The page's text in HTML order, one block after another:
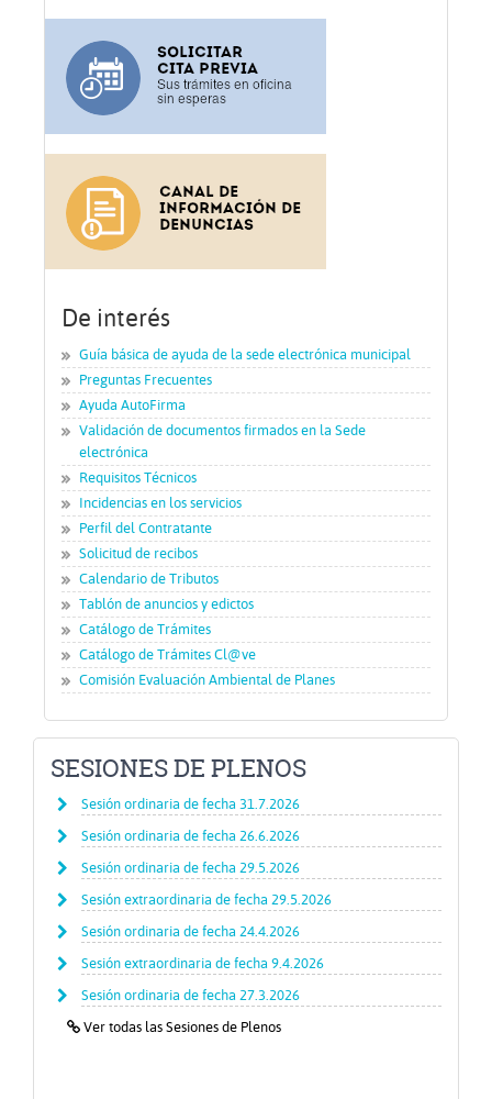
De interés
Guía básica de ayuda de la sede electrónica municipal
Preguntas Frecuentes
Ayuda AutoFirma
Validación de documentos firmados en la Sede
electrónica
Requisitos Técnicos
Incidencias en los servicios
Perfil del Contratante
Solicitud de recibos
Calendario de Tributos
Tablón de anuncios y edictos
Catálogo de Trámites
Catálogo de Trámites Cl@ve
Comisión Evaluación Ambiental de Planes
SESIONES DE PLENOS
Sesión ordinaria de fecha 31.7.2026
Sesión ordinaria de fecha 26.6.2026
Sesión ordinaria de fecha 29.5.2026
Sesión extraordinaria de fecha 29.5.2026
Sesión ordinaria de fecha 24.4.2026
Sesión extraordinaria de fecha 9.4.2026
Sesión ordinaria de fecha 27.3.2026
Icono
Ver todas las Sesiones de Plenos